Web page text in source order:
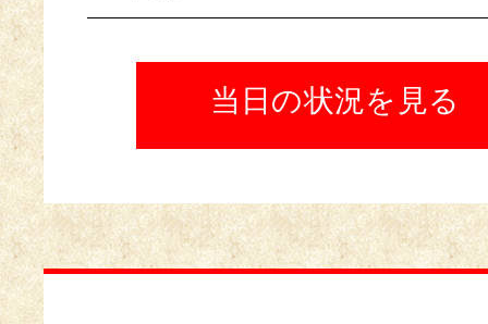
当日の状況を見る